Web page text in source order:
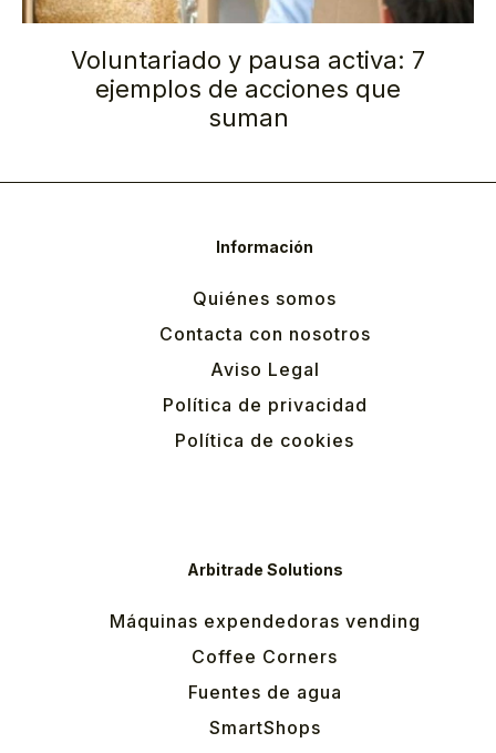
Voluntariado y pausa activa: 7
ejemplos de acciones que
suman
Información
Quiénes somos
Contacta con nosotros
Aviso Legal
Política de privacidad
Política de cookies
Arbitrade Solutions
Máquinas expendedoras vending
Coffee Corners
Fuentes de agua
SmartShops